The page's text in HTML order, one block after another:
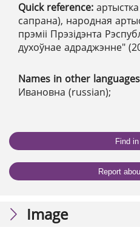
Quick reference:
сапрана), народная
прэміі Прэзідэнта
духоўнае адраджэнне"
Names in other
Ивановна (russian);
Find
Report
Image